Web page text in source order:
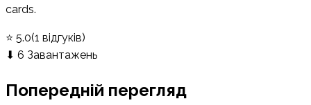
cards.
⭐ 5.0(1 відгуків)
⬇ 6 Завантажень
Попередній перегляд